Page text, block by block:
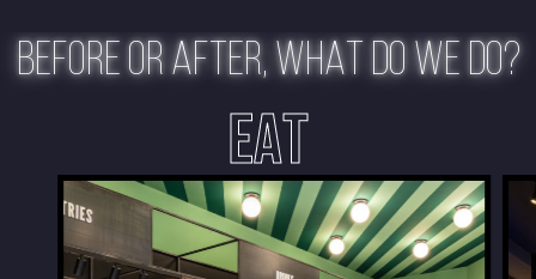
BEFORE OR AFTER, WHAT DO WE DO?
EAT